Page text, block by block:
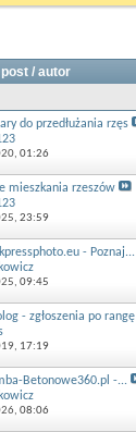
/ autor
do przedłużania rzęs
01:26
mieszkania rzeszów
23:59
- Poznaj...
09:45
- zgłoszenia po rangę
17:19
Betonowe360.pl -...
08:06